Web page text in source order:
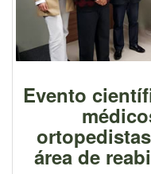
Evento
área de